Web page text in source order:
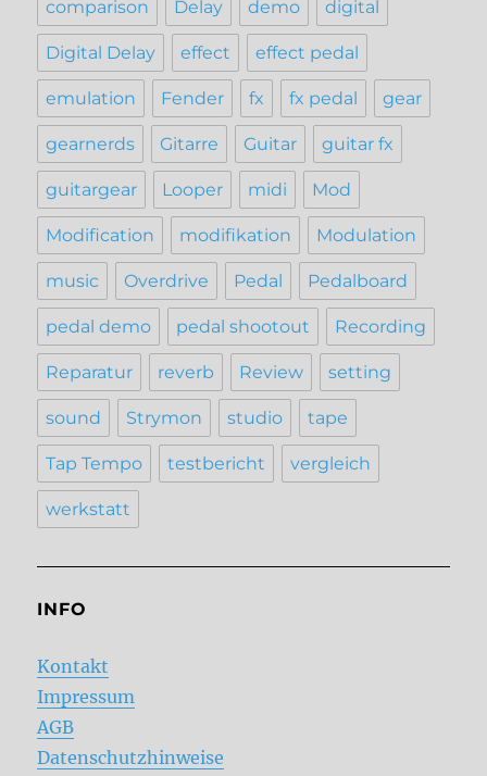
comparison Delay demo digital
Digital Delay effect effect pedal
emulation Fender fx fx pedal gear
gearnerds Gitarre Guitar guitar fx
guitargear Looper midi Mod
Modification modifikation Modulation
music Overdrive Pedal Pedalboard
pedal demo pedal shootout Recording
Reparatur reverb Review setting
sound Strymon studio tape
Tap Tempo testbericht vergleich
werkstatt
INFO
Kontakt
Impressum
AGB
Datenschutzhinweise